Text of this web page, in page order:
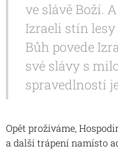
ve slávě Boží.
Izraeli stín
Bůh povede
své slávy s
spravedlností
Opět prožíváme,
a další trápení namísto